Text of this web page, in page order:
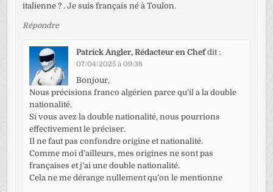
italienne ? . Je suis français né à Toulon.
Répondre
Patrick Angler, Rédacteur en Chef dit :
07/04/2025 à 09:38
Bonjour,
Nous précisions franco algérien parce qu’il a la double
nationalité.
Si vous avez la double nationalité, nous pourrions
effectivement le préciser.
Il ne faut pas confondre origine et nationalité.
Comme moi d’ailleurs, mes origines ne sont pas
françaises et j’ai une double nationalité.
Cela ne me dérange nullement qu’on le mentionne